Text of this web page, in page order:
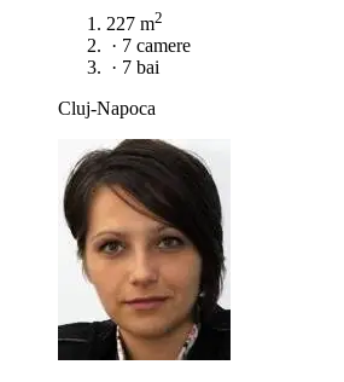
227 m2
· 7 camere
· 7 bai
Cluj-Napoca